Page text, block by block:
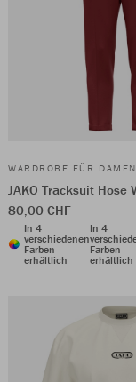
WARDROBE FÜR DAMEN
JAKO Tracksuit Hose
80,00 CHF
In 4
verschiedenen
Farben
erhältlich
In 4
Farben
erhältlich